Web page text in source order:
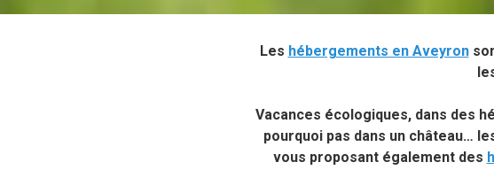
Les hébergements en Aveyron
Vacances écologiques, dans des
pourquoi pas dans un château…
vous proposant également des